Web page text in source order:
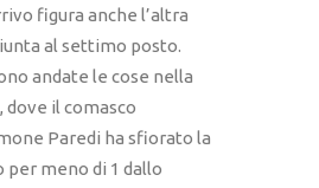
figura anche l’altra
al settimo posto.
andate le cose nella
dove il comasco
Paredi ha sfiorato la
meno di 1 dallo